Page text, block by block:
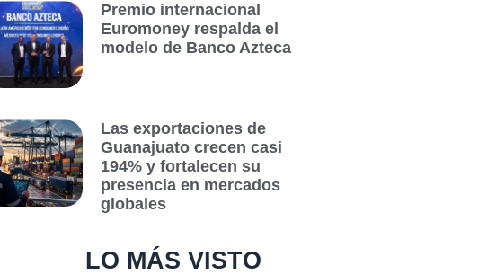
Premio internacional
Euromoney respalda el
modelo de Banco Azteca
Las exportaciones de
Guanajuato crecen casi
194% y fortalecen su
presencia en mercados
globales
LO MÁS VISTO